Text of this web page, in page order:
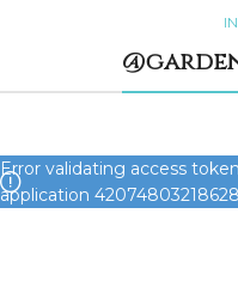
Error validating access
application